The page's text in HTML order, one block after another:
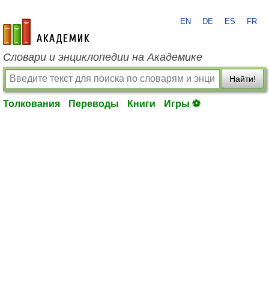
academic.ru
EN DE ES FR
Словари и энциклопедии на Академике
Найти!
Толкования Переводы Книги Игры ⚽